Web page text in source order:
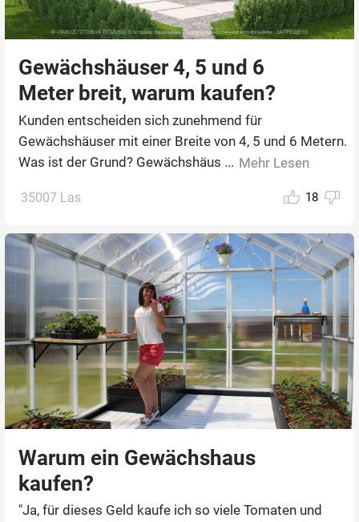
Gewächshäuser 4, 5 und 6
Meter breit, warum kaufen?
Kunden entscheiden sich zunehmend für
Gewächshäuser mit einer Breite von 4, 5 und 6 Metern.
Was ist der Grund? Gewächshäus ... Mehr Lesen
35007 Las 18
Warum ein Gewächshaus
kaufen?
"Ja, für dieses Geld kaufe ich so viele Tomaten und